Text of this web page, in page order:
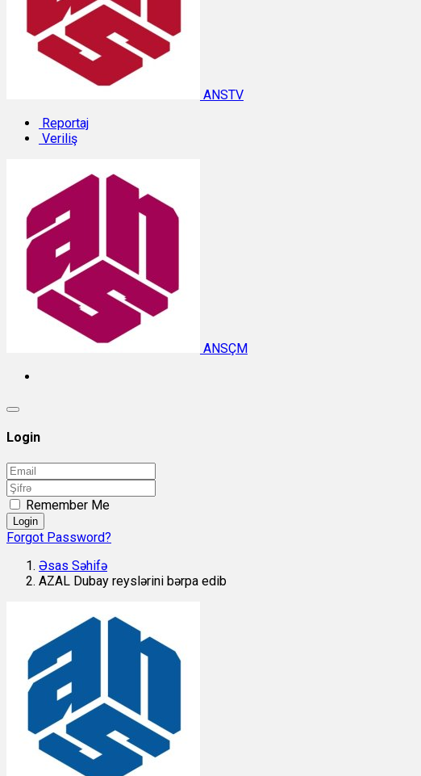
ANSTV
Reportaj
Veriliş
ANSÇM
Login
Remember Me
Login
Forgot Password?
Əsas Səhifə
AZAL Dubay reyslərini bərpa edib